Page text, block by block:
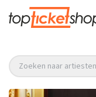
Zoeken naar